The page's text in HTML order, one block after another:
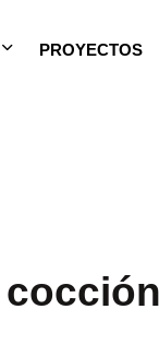
PROYECTOS